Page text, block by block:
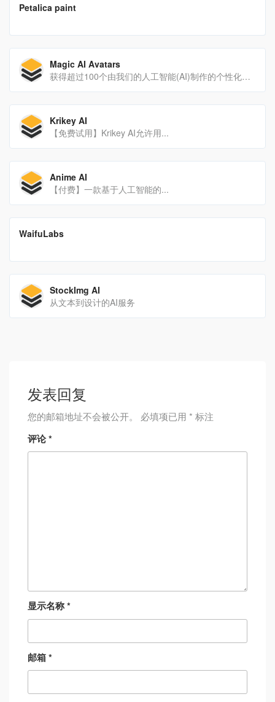
Petalica paint
Petalica paint用AI为你的画自动上色！
Magic AI Avatars
获得超过100个由我们的人工智能(AI)制作的个性化高质量头像。
Krikey AI
【免费试用】Krikey AI允许用...
Anime AI
【付费】一款基于人工智能的...
WaifuLabs
StockImg AI
从文本到设计的AI服务
发表回复
您的邮箱地址不会被公开。 必填项已用 * 标注
评论*
显示名称*
邮箱*